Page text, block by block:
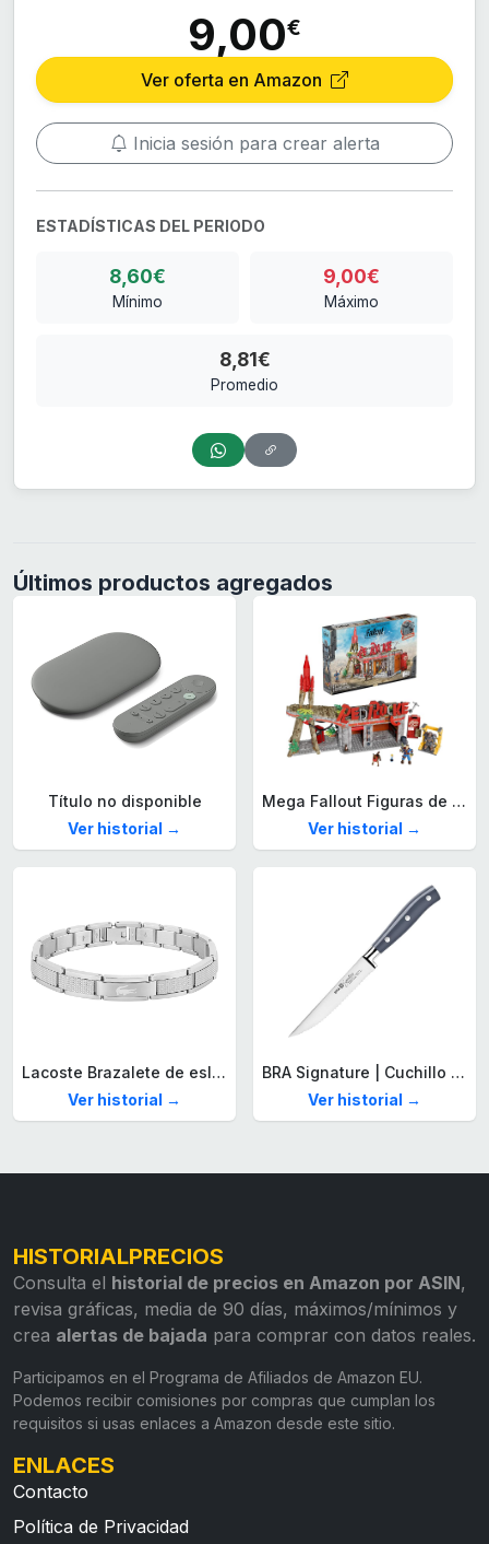
9,00€
Ver oferta en Amazon
Inicia sesión para crear alerta
ESTADÍSTICAS DEL PERIODO
8,60€
Mínimo
9,00€
Máximo
8,81€
Promedio
Últimos productos agregados
Título no disponible
Ver historial →
Mega Fallout Figuras de acción y Juguetes de construcción, Parada de Camiones Red Rocket con 824 Piezas, 2 Personajes articulados y Accesorios, para coleccionistas, HXT00
Ver historial →
Lacoste Brazalete de eslabón para Hombre Colección STENCIL de Acero inoxidable
Ver historial →
BRA Signature | Cuchillo tomatero 120 mm, Acero Inoxidable alemán forjado con Molibdeno Vanadio, Mango Remachado ABS, Diseño Ergonómico, Hoja 1,6 mm espesor
Ver historial →
HISTORIALPRECIOS
Consulta el historial de precios en Amazon por ASIN,
revisa gráficas, media de 90 días, máximos/mínimos y
crea alertas de bajada para comprar con datos reales.
Participamos en el Programa de Afiliados de Amazon EU.
Podemos recibir comisiones por compras que cumplan los
requisitos si usas enlaces a Amazon desde este sitio.
ENLACES
Contacto
Política de Privacidad